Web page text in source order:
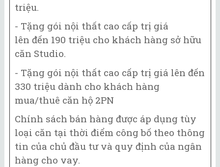
triệu.
- Tặng gói nội thất cao cấp trị giá
lên đến 190 triệu cho khách hàng sở hữu
căn Studio.
- Tặng gói nội thất cao cấp trị giá lên đến
330 triệu dành cho khách hàng
mua/thuê căn hộ 2PN
Chính sách bán hàng được áp dụng tùy
loại căn tại thời điểm công bố theo thông
tin của chủ đầu tư và quy định của ngân
hàng cho vay.